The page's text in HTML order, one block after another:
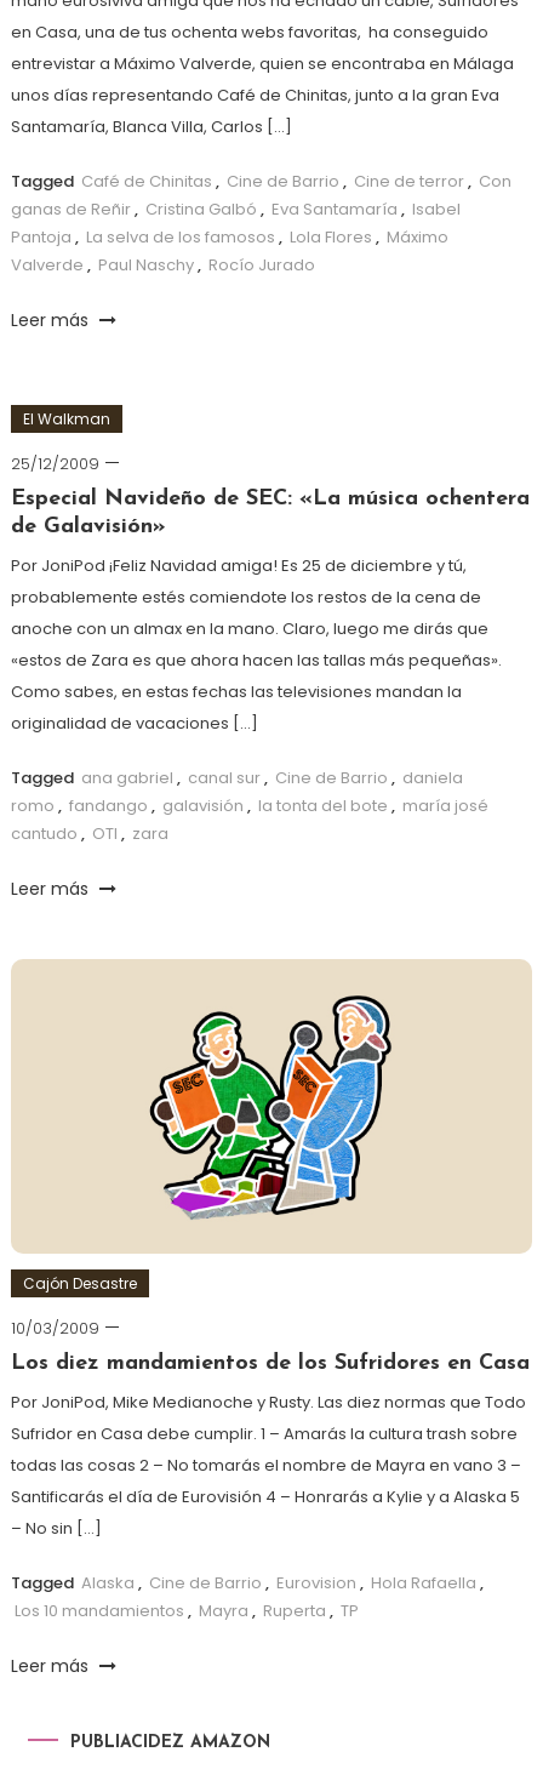
en Casa, una de tus ochenta webs favoritas, ha conseguido
entrevistar a Máximo Valverde, quien se encontraba en Málaga
unos días representando Café de Chinitas, junto a la gran Eva
Santamaría, Blanca Villa, Carlos […]
Tagged Café de Chinitas , Cine de Barrio , Cine de terror, Con
ganas de Reñir, Cristina Galbó , Eva Santamaría , Isabel
Pantoja , La selva de los famosos , Lola Flores , Máximo
Valverde , Paul Naschy, Rocío Jurado
Leer más
El Walkman
25/12/2009
Especial Navideño de SEC: «La música ochentera
de Galavisión»
Por JoniPod ¡Feliz Navidad amiga! Es 25 de diciembre y tú,
probablemente estés comiendote los restos de la cena de
anoche con un almax en la mano. Claro, luego me dirás que
«estos de Zara es que ahora hacen las tallas más pequeñas».
Como sabes, en estas fechas las televisiones mandan la
originalidad de vacaciones […]
Tagged ana gabriel , canal sur, Cine de Barrio , daniela
romo , fandango , galavisión , la tonta del bote , maría josé
cantudo , OTI , zara
Leer más
Cajón Desastre
10/03/2009
Los diez mandamientos de los Sufridores en Casa
Por JoniPod, Mike Medianoche y Rusty. Las diez normas que Todo
Sufridor en Casa debe cumplir. 1 – Amarás la cultura trash sobre
todas las cosas 2 – No tomarás el nombre de Mayra en vano 3 –
Santificarás el día de Eurovisión 4 – Honrarás a Kylie y a Alaska 5
– No sin […]
Tagged Alaska , Cine de Barrio , Eurovision , Hola Rafaella ,
Los 10 mandamientos , Mayra , Ruperta , TP
Leer más
PUBLIACIDEZ AMAZON